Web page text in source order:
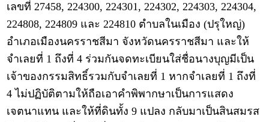
เลขที่ 27458, 224300, 224301, 224302, 224303, 224304,
224808, 224809 และ 224810 ตำบลในเมือง (ปรุใหญ่)
อำเภอเมืองนครราชสีมา จังหวัดนครราชสีมา และให้
จำเลยที่ 1 ถึงที่ 4 ร่วมกันจดทะเบียนใส่ชื่อนางบุญมีเป็น
เจ้าของกรรมสิทธิ์รวมกับจำเลยที่ 1 หากจำเลยที่ 1 ถึงที่
4 ไม่ปฏิบัติตามให้ถือเอาคำพิพากษาเป็นการแสดง
เจตนาแทน และให้ที่ดินทั้ง 9 แปลง กลับมาเป็นสินสมรส